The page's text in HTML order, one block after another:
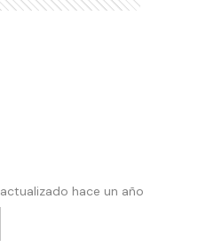
hace un año